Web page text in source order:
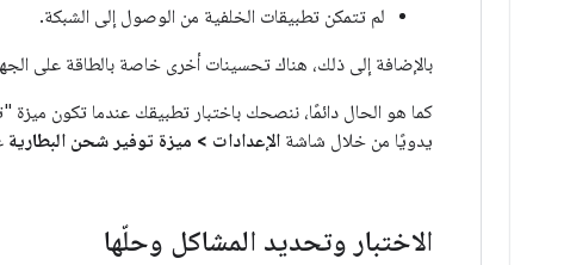
لم تتمكن تطبيقات الخلفية من الوصول إلى الشبكة.
بالإضافة إلى ذلك، هناك تحسينات أخرى خاصة بالطاقة على
كما هو الحال دائمًا، ننصحك باختبار تطبيقك عندما تكون
يدويًا من خلال شاشة الإعدادات > ميزة توفير شحن البطارية
الاختبار وتحديد المشاكل وحلّها